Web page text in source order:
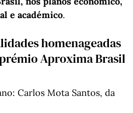
e académico.
homenageadas
Aproxima Brasil
Carlos Mota Santos, da